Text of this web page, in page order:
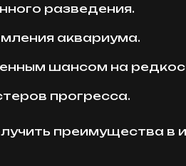
разведения.
аквариума.
шансом на
прогресса.
преимущества в